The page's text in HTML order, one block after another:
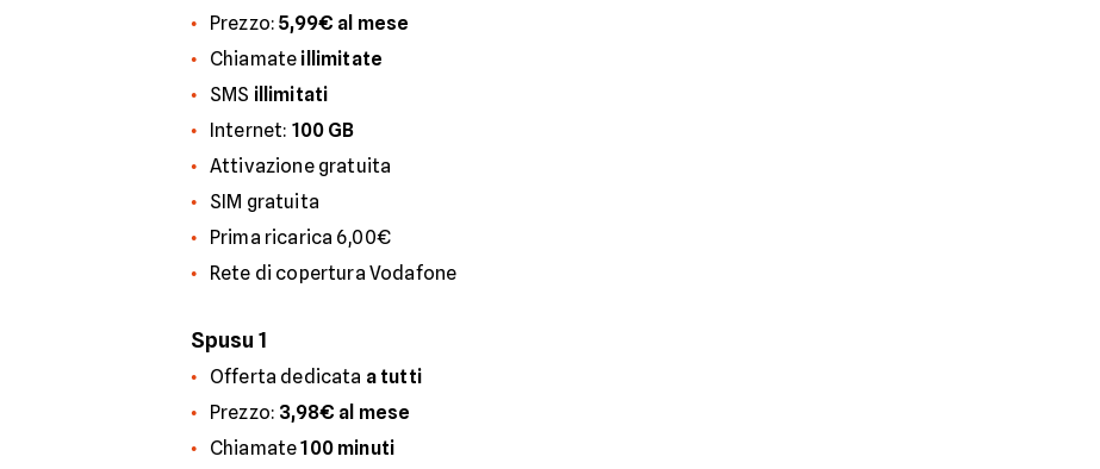
Prezzo:5,99€ al mese
Chiamate illimitate
SMS illimitati
Internet: 100 GB
Attivazione gratuita
SIM gratuita
Prima ricarica 6,00€
Rete di copertura Vodafone
Spusu 1
Offerta dedicata a tutti
Prezzo: 3,98€ al mese
Chiamate100 minuti